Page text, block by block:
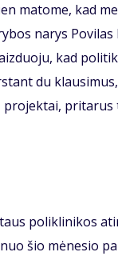
matome, kad
narys
kad
du
poliklinikos
šio mėnesio